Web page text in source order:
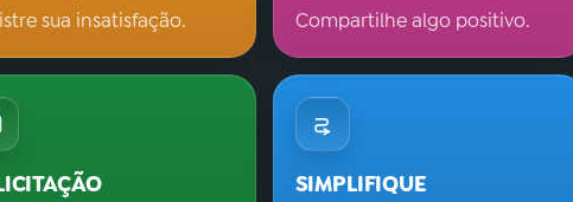
sua insatisfação. Compartilhe algo positivo.
SIMPLIFIQUE